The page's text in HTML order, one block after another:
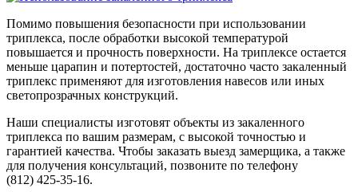
Помимо повышения безопасности при использовании
триплекса, после обработки высокой температурой
повышается и прочность поверхности. На триплексе остается
меньше царапин и потертостей, достаточно часто закаленный
триплекс применяют для изготовления навесов или иных
светопрозрачных конструкций.
Наши специалисты изготовят объекты из закаленного
триплекса по вашим размерам, с высокой точностью и
гарантией качества. Чтобы заказать выезд замерщика, а также
для получения консультаций, позвоните по телефону
(812) 425-35-16.